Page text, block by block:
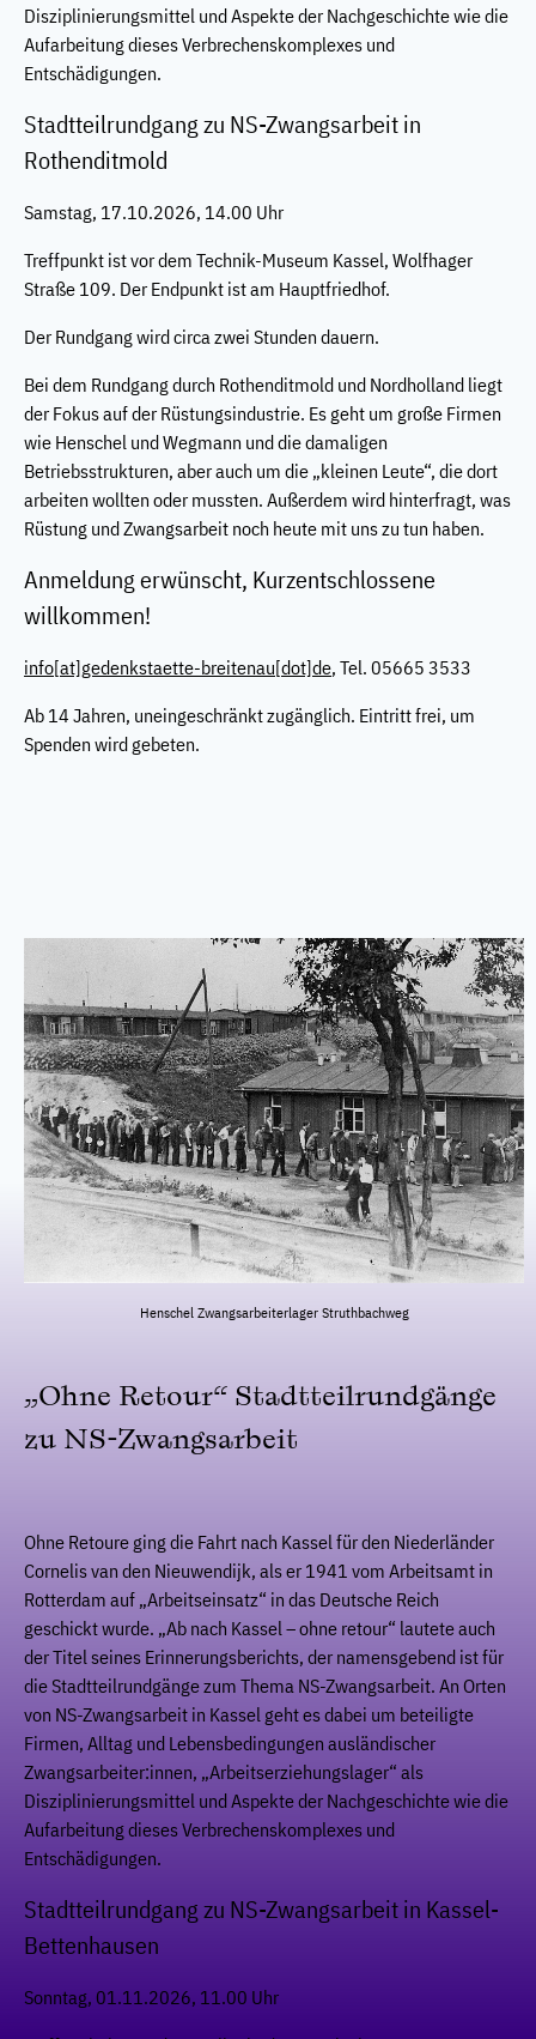
Disziplinierungsmittel und Aspekte der Nachgeschichte wie die
Aufarbeitung dieses Verbrechenskomplexes und
Entschädigungen.
Stadtteilrundgang zu NS-Zwangsarbeit in
Rothenditmold
Samstag, 17.10.2026, 14.00 Uhr
Treffpunkt ist vor dem Technik-Museum Kassel, Wolfhager
Straße 109. Der Endpunkt ist am Hauptfriedhof.
Der Rundgang wird circa zwei Stunden dauern.
Bei dem Rundgang durch Rothenditmold und Nordholland liegt
der Fokus auf der Rüstungsindustrie. Es geht um große Firmen
wie Henschel und Wegmann und die damaligen
Betriebsstrukturen, aber auch um die „kleinen Leute“, die dort
arbeiten wollten oder mussten. Außerdem wird hinterfragt, was
Rüstung und Zwangsarbeit noch heute mit uns zu tun haben.
Anmeldung erwünscht, Kurzentschlossene
willkommen!
info[at]gedenkstaette-breitenau[dot]de, Tel. 05665 3533
Ab 14 Jahren, uneingeschränkt zugänglich. Eintritt frei, um
Spenden wird gebeten.
Henschel Zwangsarbeiterlager Struthbachweg
„Ohne Retour“ Stadtteilrundgänge
zu NS-Zwangsarbeit
Ohne Retoure ging die Fahrt nach Kassel für den Niederländer
Cornelis van den Nieuwendijk, als er 1941 vom Arbeitsamt in
Rotterdam auf „Arbeitseinsatz“ in das Deutsche Reich
geschickt wurde. „Ab nach Kassel – ohne retour“ lautete auch
der Titel seines Erinnerungsberichts, der namensgebend ist für
die Stadtteilrundgänge zum Thema NS-Zwangsarbeit. An Orten
von NS-Zwangsarbeit in Kassel geht es dabei um beteiligte
Firmen, Alltag und Lebensbedingungen ausländischer
Zwangsarbeiter:innen, „Arbeitserziehungslager“ als
Disziplinierungsmittel und Aspekte der Nachgeschichte wie die
Aufarbeitung dieses Verbrechenskomplexes und
Entschädigungen.
Stadtteilrundgang zu NS-Zwangsarbeit in Kassel-
Bettenhausen
Sonntag, 01.11.2026, 11.00 Uhr